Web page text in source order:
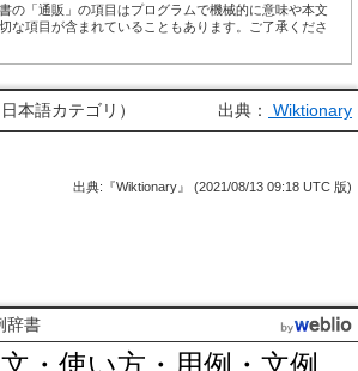
の「通販」の項目はプログラムで機械的に意味や本文
な項目が含まれていることもあります。ご了承くださ
本語カテゴリ） 出典： Wiktionary
出典:『Wiktionary』 (2021/08/13 09:18 UTC 版)
辞書
・使い方・用例・文例